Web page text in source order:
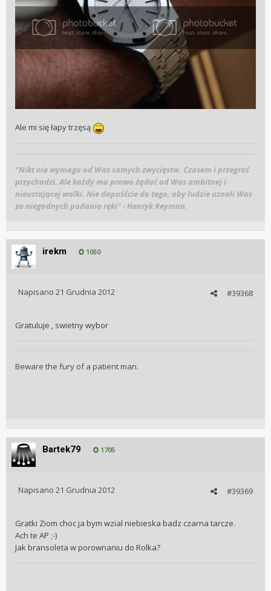
Ale mi się łapy trzęsą
"Nikt nie wymaga od Was samych zwycięstw. Czasem i przegrać
przychodzi. Ale każdy ma prawo żądać od Was ambitnej i
nieustającej walki. Nie dopuśćcie do tego, aby ludzie uznali Was
za niegodnych podania ręki" - Henryk Reyman.
irekm 1050
#39368
Napisano 21 Grudnia 2012
Gratuluje , swietny wybor
Beware the fury of a patient man.
Bartek79 1705
#39369
Napisano 21 Grudnia 2012
Gratki Ziom choc ja bym wzial niebieska badz czarna tarcze.
Ach te AP ;-)
Jak bransoleta w porownaniu do Rolka?